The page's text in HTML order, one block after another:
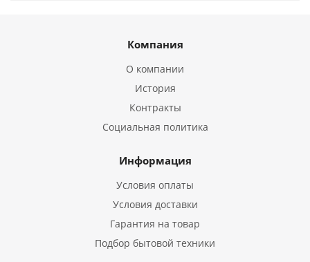
Компания
О компании
История
Контракты
Социальная политика
Информация
Условия оплаты
Условия доставки
Гарантия на товар
Подбор бытовой техники